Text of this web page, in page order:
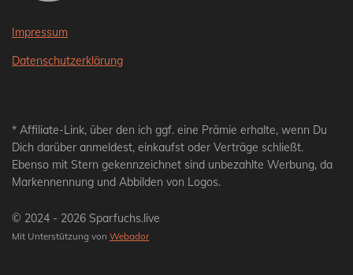
Impressum
Datenschutzerklärung
* Affiliate-Link, über den ich ggf. eine Prämie erhalte, wenn Du
Dich darüber anmeldest, einkaufst oder Verträge schließt.
Ebenso mit Stern gekennzeichnet sind unbezahlte Werbung, da
Markennennung und Abbilden von Logos.
© 2024 - 2026 Sparfuchs.live
Mit Unterstützung von Webador